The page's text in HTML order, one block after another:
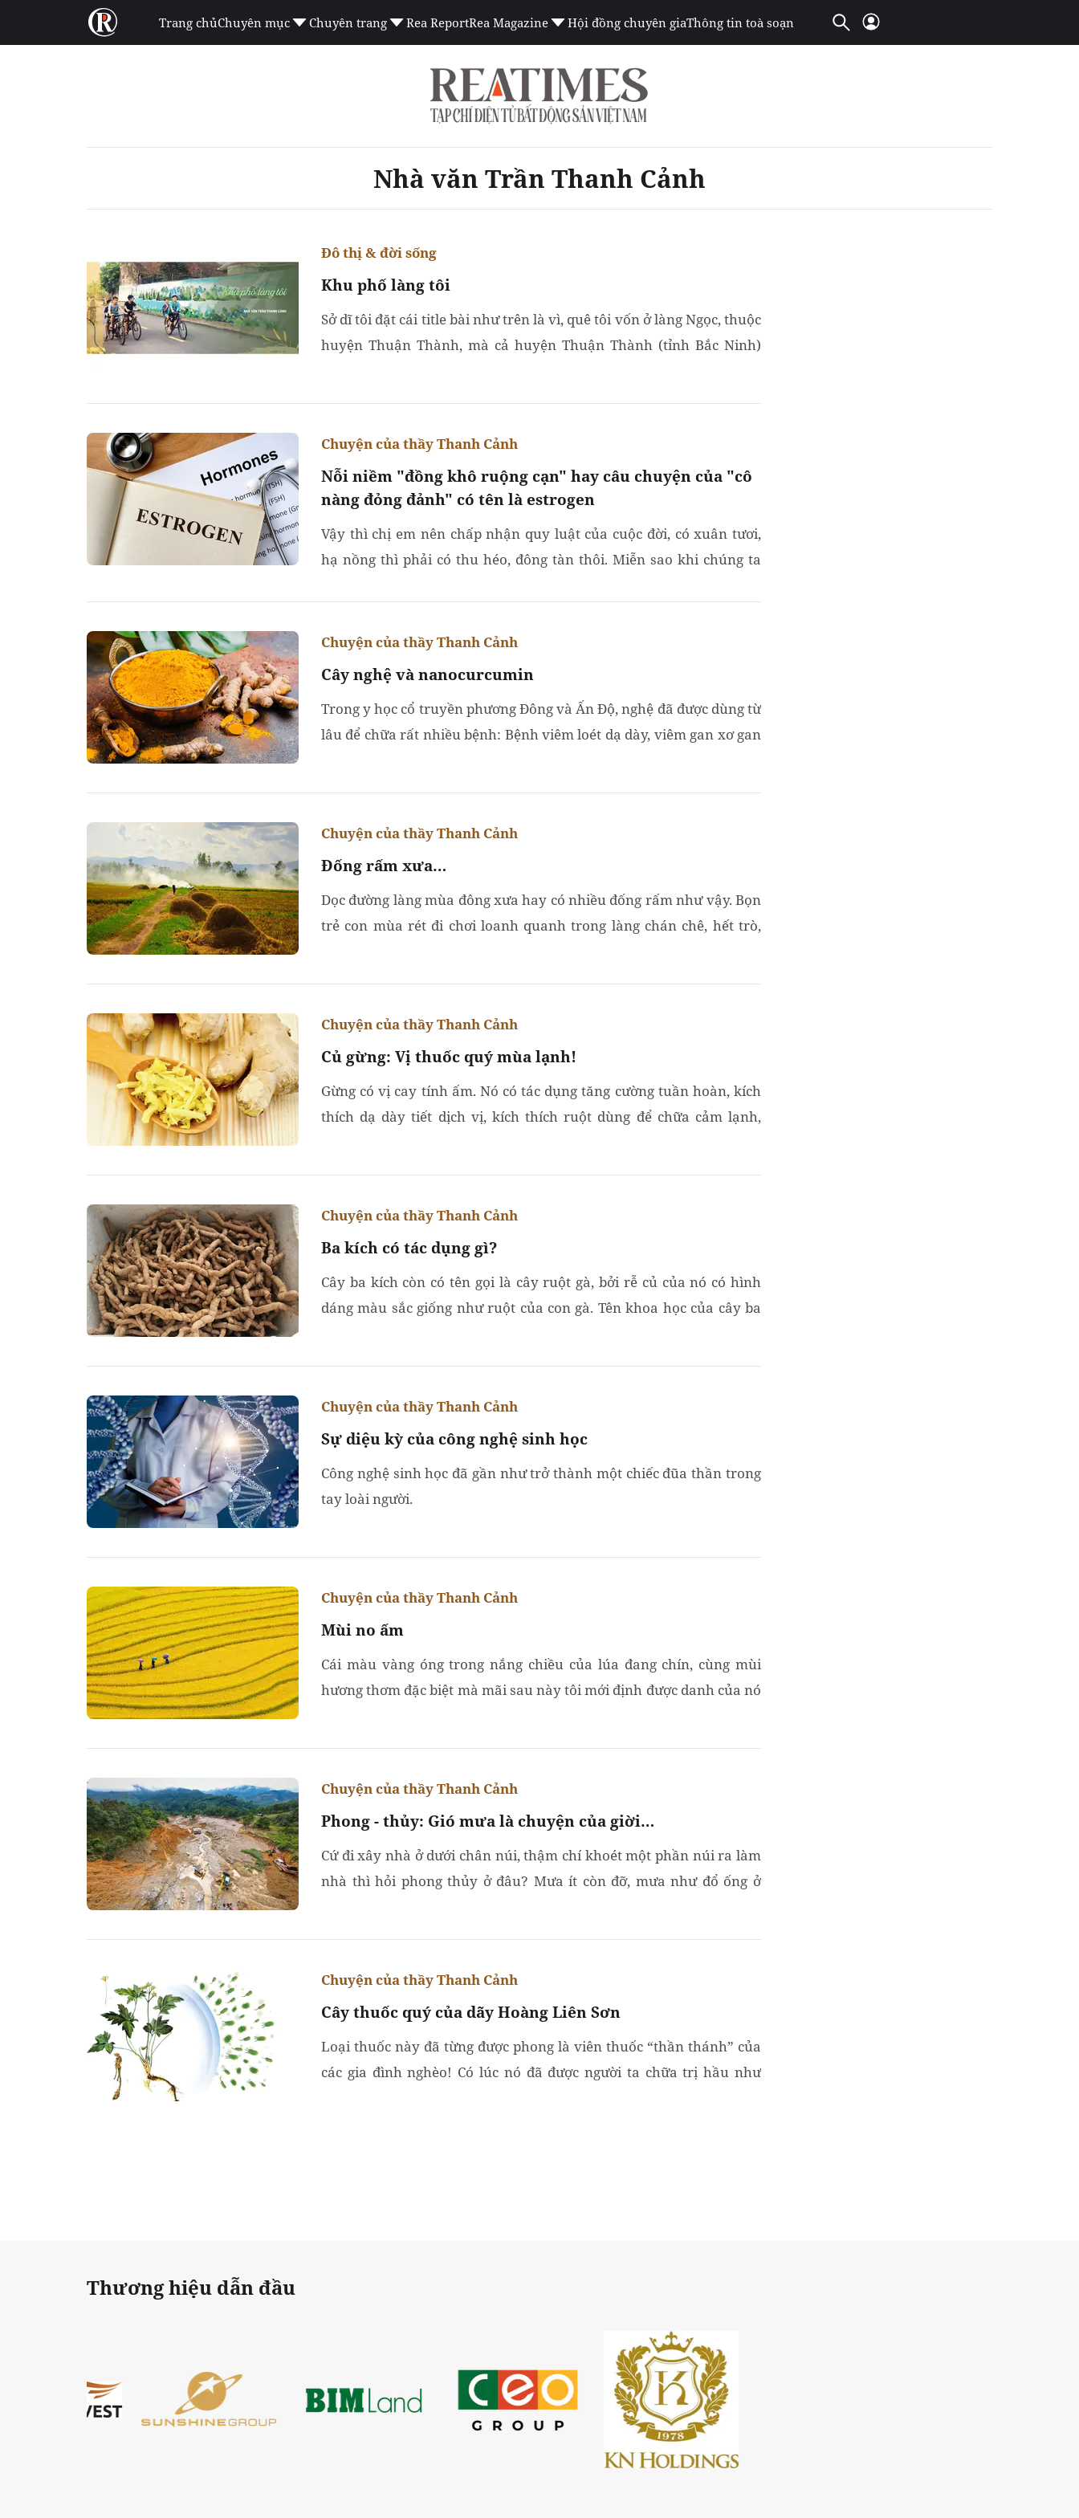
Trang chủChuyên mục Chuyên trang Rea ReportRea Magazine Hội đồng chuyên giaThông tin toà soạn
Nhà văn Trần Thanh Cảnh
Khu phố làng tôi
Đô thị & đời sống
Sở dĩ tôi đặt cái title bài như trên là vì, quê tôi vốn ở làng Ngọc, thuộc
huyện Thuận Thành, mà cả huyện Thuận Thành (tỉnh Bắc Ninh)
Nỗi niềm "đồng khô ruộng cạn" hay câu chuyện của "cô
nàng đỏng đảnh" có tên là estrogen
Chuyện của thầy Thanh Cảnh
Vậy thì chị em nên chấp nhận quy luật của cuộc đời, có xuân tươi,
hạ nồng thì phải có thu héo, đông tàn thôi. Miễn sao khi chúng ta
Cây nghệ và nanocurcumin
Chuyện của thầy Thanh Cảnh
Trong y học cổ truyền phương Đông và Ấn Độ, nghệ đã được dùng từ
lâu để chữa rất nhiều bệnh: Bệnh viêm loét dạ dày, viêm gan xơ gan
Đống rấm xưa…
Chuyện của thầy Thanh Cảnh
Dọc đường làng mùa đông xưa hay có nhiều đống rấm như vậy. Bọn
trẻ con mùa rét đi chơi loanh quanh trong làng chán chê, hết trò,
Củ gừng: Vị thuốc quý mùa lạnh!
Chuyện của thầy Thanh Cảnh
Gừng có vị cay tính ấm. Nó có tác dụng tăng cường tuần hoàn, kích
thích dạ dày tiết dịch vị, kích thích ruột dùng để chữa cảm lạnh,
Ba kích có tác dụng gì?
Chuyện của thầy Thanh Cảnh
Cây ba kích còn có tên gọi là cây ruột gà, bởi rễ củ của nó có hình
dáng màu sắc giống như ruột của con gà. Tên khoa học của cây ba
Sự diệu kỳ của công nghệ sinh học
Chuyện của thầy Thanh Cảnh
Công nghệ sinh học đã gần như trở thành một chiếc đũa thần trong
tay loài người.
Mùi no ấm
Chuyện của thầy Thanh Cảnh
Cái màu vàng óng trong nắng chiều của lúa đang chín, cùng mùi
hương thơm đặc biệt mà mãi sau này tôi mới định được danh của nó
Phong - thủy: Gió mưa là chuyện của giời…
Chuyện của thầy Thanh Cảnh
Cứ đi xây nhà ở dưới chân núi, thậm chí khoét một phần núi ra làm
nhà thì hỏi phong thủy ở đâu? Mưa ít còn đỡ, mưa như đổ ống ở
Cây thuốc quý của dãy Hoàng Liên Sơn
Chuyện của thầy Thanh Cảnh
Loại thuốc này đã từng được phong là viên thuốc “thần thánh” của
các gia đình nghèo! Có lúc nó đã được người ta chữa trị hầu như
Thương hiệu dẫn đầu